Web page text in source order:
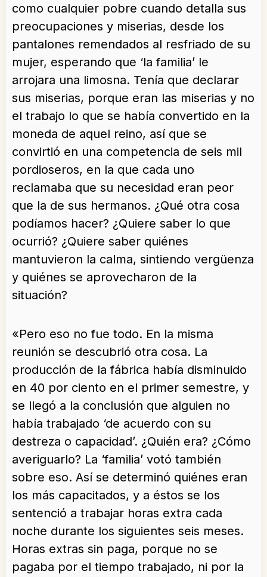
como cualquier pobre cuando detalla sus
preocupaciones y miserias, desde los
pantalones remendados al resfriado de su
mujer, esperando que ‘la familia’ le
arrojara una limosna. Tenía que declarar
sus miserias, porque eran las miserias y no
el trabajo lo que se había convertido en la
moneda de aquel reino, así que se
convirtió en una competencia de seis mil
pordioseros, en la que cada uno
reclamaba que su necesidad eran peor
que la de sus hermanos. ¿Qué otra cosa
podíamos hacer? ¿Quiere saber lo que
ocurrió? ¿Quiere saber quiénes
mantuvieron la calma, sintiendo vergüenza
y quiénes se aprovecharon de la
situación?
«Pero eso no fue todo. En la misma
reunión se descubrió otra cosa. La
producción de la fábrica había disminuido
en 40 por ciento en el primer semestre, y
se llegó a la conclusión que alguien no
había trabajado ‘de acuerdo con su
destreza o capacidad’. ¿Quién era? ¿Cómo
averiguarlo? La ‘familia’ votó también
sobre eso. Así se determinó quiénes eran
los más capacitados, y a éstos se los
sentenció a trabajar horas extra cada
noche durante los siguientes seis meses.
Horas extras sin paga, porque no se
pagaba por el tiempo trabajado, ni por la